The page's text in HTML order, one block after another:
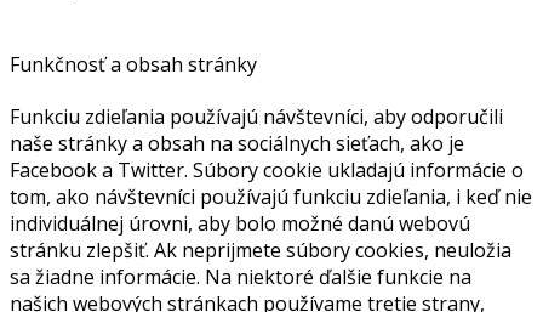
Funkčnosť a obsah stránky
Funkciu zdieľania používajú návštevníci, aby odporučili
naše stránky a obsah na sociálnych sieťach, ako je
Facebook a Twitter. Súbory cookie ukladajú informácie o
tom, ako návštevníci používajú funkciu zdieľania, i keď nie
individuálnej úrovni, aby bolo možné danú webovú
stránku zlepšiť. Ak neprijmete súbory cookies, neuložia
sa žiadne informácie. Na niektoré ďalšie funkcie na
našich webových stránkach používame tretie strany,